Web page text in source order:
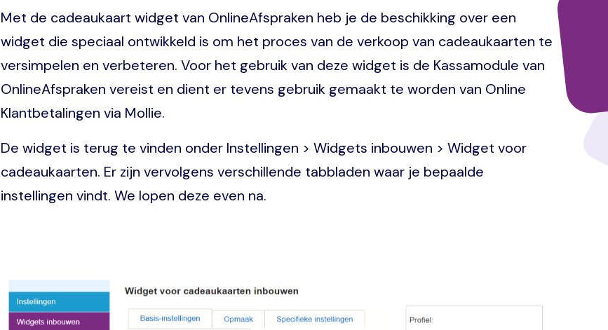
Met de cadeaukaart widget van OnlineAfspraken heb je de beschikking over een
widget die speciaal ontwikkeld is om het proces van de verkoop van cadeaukaarten te
versimpelen en verbeteren. Voor het gebruik van deze widget is de Kassamodule van
OnlineAfspraken vereist en dient er tevens gebruik gemaakt te worden van Online
Klantbetalingen via Mollie.
De widget is terug te vinden onder Instellingen > Widgets inbouwen > Widget voor
cadeaukaarten. Er zijn vervolgens verschillende tabbladen waar je bepaalde
instellingen vindt. We lopen deze even na.
Image